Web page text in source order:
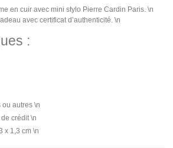
en cuir avec mini stylo Pierre Cardin Paris. \n
avec certificat d’authenticité. \n
:
autres \n
crédit \n
x 1,3 cm \n